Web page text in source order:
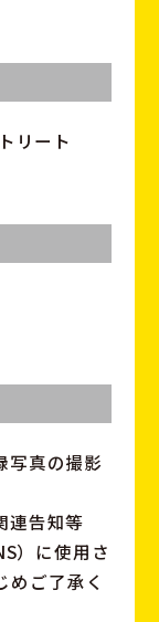
リート
写真の撮影
連告知等
）に使用さ
めご了承く